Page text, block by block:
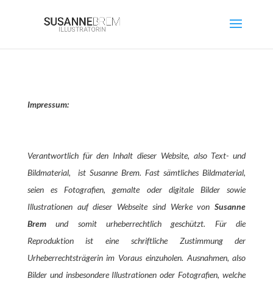
Impressum:
Verantwortlich für den Inhalt dieser Website, also Text- und
Bildmaterial, ist Susanne Brem. Fast sämtliches Bildmaterial,
seien es Fotografien, gemalte oder digitale Bilder sowie
Illustrationen auf dieser Webseite sind Werke vonSusanne
Bremund somit urheberrechtlich geschützt. Für die
Reproduktion ist eine schriftliche Zustimmung der
Urheberrechtsträgerin im Voraus einzuholen. Ausnahmen, also
Bilder und insbesondere Illustrationen oder Fotografien, welche